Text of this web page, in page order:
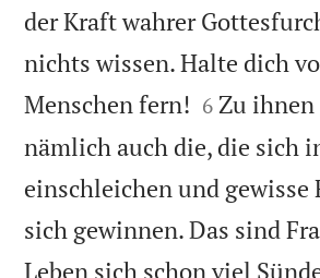
der Kraft wahrer
nichts wissen. Halte dich
Menschen fern! 

6 Zu ihnen
nämlich auch die, die sich
einschleichen und gewisse
sich gewinnen. Das sind
Leben sich schon viel